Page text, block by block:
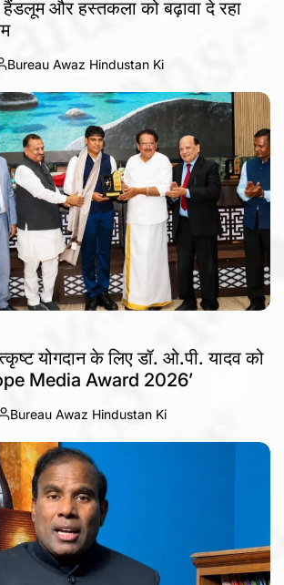
हैंडलूम और हस्तकला को बढ़ावा दे रहा
Bureau Awaz Hindustan Ki
योगदान के लिए डॉ. ओ.पी. यादव को
Media Award 2026’
Bureau Awaz Hindustan Ki